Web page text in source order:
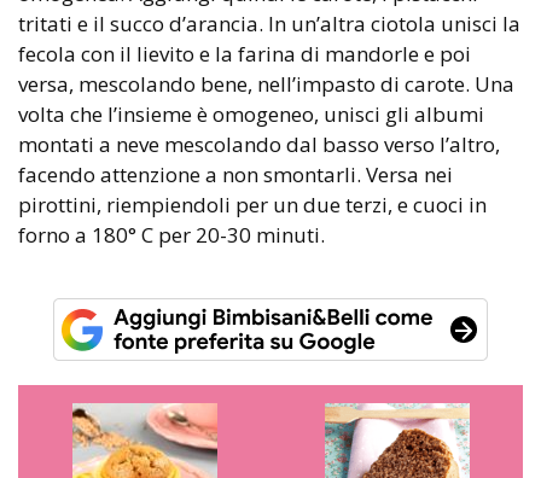
tritati e il succo d’arancia. In un’altra ciotola unisci la
fecola con il lievito e la farina di mandorle e poi
versa, mescolando bene, nell’impasto di carote. Una
volta che l’insieme è omogeneo, unisci gli albumi
montati a neve mescolando dal basso verso l’altro,
facendo attenzione a non smontarli. Versa nei
pirottini, riempiendoli per un due terzi, e cuoci in
forno a 180° C per 20-30 minuti.